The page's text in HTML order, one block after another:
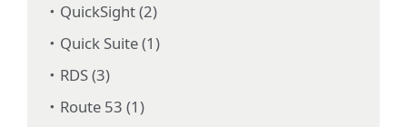
QuickSight (2)
Quick Suite (1)
RDS (3)
Route 53 (1)